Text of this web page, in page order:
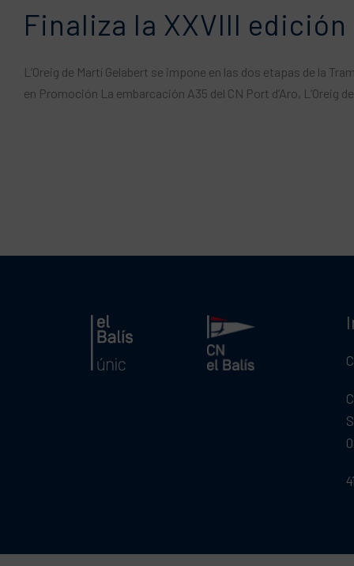
Finaliza la XXVIII
L’Oreig de Martí Gelabert se impone en las dos etapas de la
en Promoción La embarcación A35 del CN ​​Port d’Aro, L’Oreig